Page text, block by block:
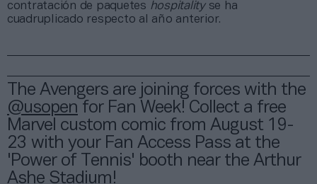
contratación de paquetes hospitality se ha
cuadruplicado respecto al año anterior.
The Avengers are joining forces with the
@usopen for Fan Week! Collect a free
Marvel custom comic from August 19-
23 with your Fan Access Pass at the
'Power of Tennis' booth near the Arthur
Ashe Stadium!